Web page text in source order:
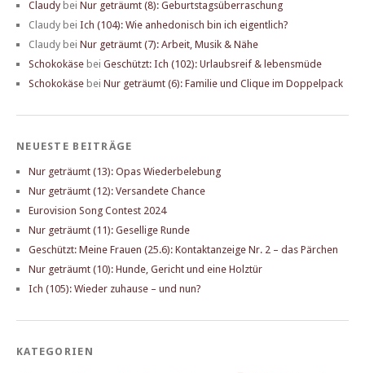
Claudy bei Nur geträumt (8): Geburtstagsüberraschung
Claudy bei Ich (104): Wie anhedonisch bin ich eigentlich?
Claudy bei Nur geträumt (7): Arbeit, Musik & Nähe
Schokokäse bei Geschützt: Ich (102): Urlaubsreif & lebensmüde
Schokokäse bei Nur geträumt (6): Familie und Clique im Doppelpack
NEUESTE BEITRÄGE
Nur geträumt (13): Opas Wiederbelebung
Nur geträumt (12): Versandete Chance
Eurovision Song Contest 2024
Nur geträumt (11): Gesellige Runde
Geschützt: Meine Frauen (25.6): Kontaktanzeige Nr. 2 – das Pärchen
Nur geträumt (10): Hunde, Gericht und eine Holztür
Ich (105): Wieder zuhause – und nun?
KATEGORIEN